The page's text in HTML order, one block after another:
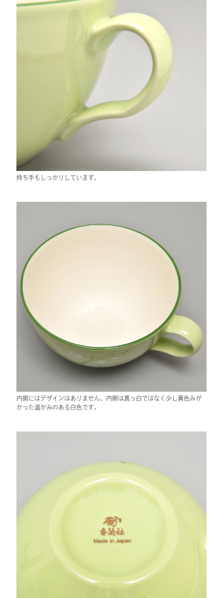
持ち手もしっかりしています。
内側にはデザインはありません。内側は真っ白ではなく少し黄色みが
かった温かみのある白色です。